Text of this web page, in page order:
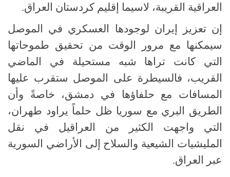
العراقية القريبة، لاسيما إقليم كردستان العراق.
إن تعزيز إيران لوجودها العسكري في الموصل
سيمكنها مع مرور الوقت من تحقيق طموحاتها
التي كانت تراها شبه مستحيلة في الماضي
القريب، فالسيطرة على الموصل ستقرب عليها
المسافات مع حلفاؤها في دمشق، خاصةً وأن
الطريق البري مع سوريا ظل حلماً يراود طهران،
التي واجهت الكثير من العراقيل في نقل
المليشيات الشيعية والسلاح إلى الأراضي السورية
عبر العراق.